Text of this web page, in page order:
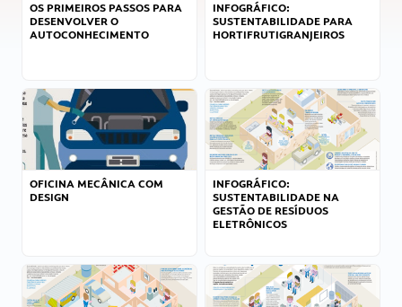
OS PRIMEIROS PASSOS PARA
DESENVOLVER O
AUTOCONHECIMENTO
INFOGRÁFICO:
SUSTENTABILIDADE PARA
HORTIFRUTIGRANJEIROS
OFICINA MECÂNICA COM
DESIGN
INFOGRÁFICO:
SUSTENTABILIDADE NA
GESTÃO DE RESÍDUOS
ELETRÔNICOS